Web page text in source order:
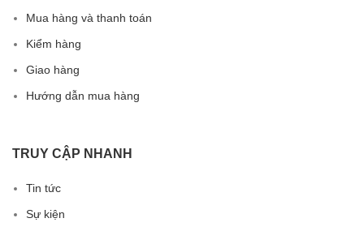
Mua hàng và thanh toán
Kiểm hàng
Giao hàng
Hướng dẫn mua hàng
TRUY CẬP NHANH
Tin tức
Sự kiện